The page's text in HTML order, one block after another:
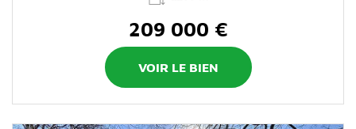
209 000 €
VOIR LE BIEN